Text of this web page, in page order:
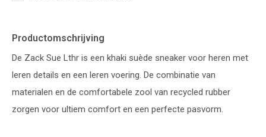
Productomschrijving
De Zack Sue Lthr is een khaki suède sneaker voor heren met
leren details en een leren voering. De combinatie van
materialen en de comfortabele zool van recycled rubber
zorgen voor ultiem comfort en een perfecte pasvorm.